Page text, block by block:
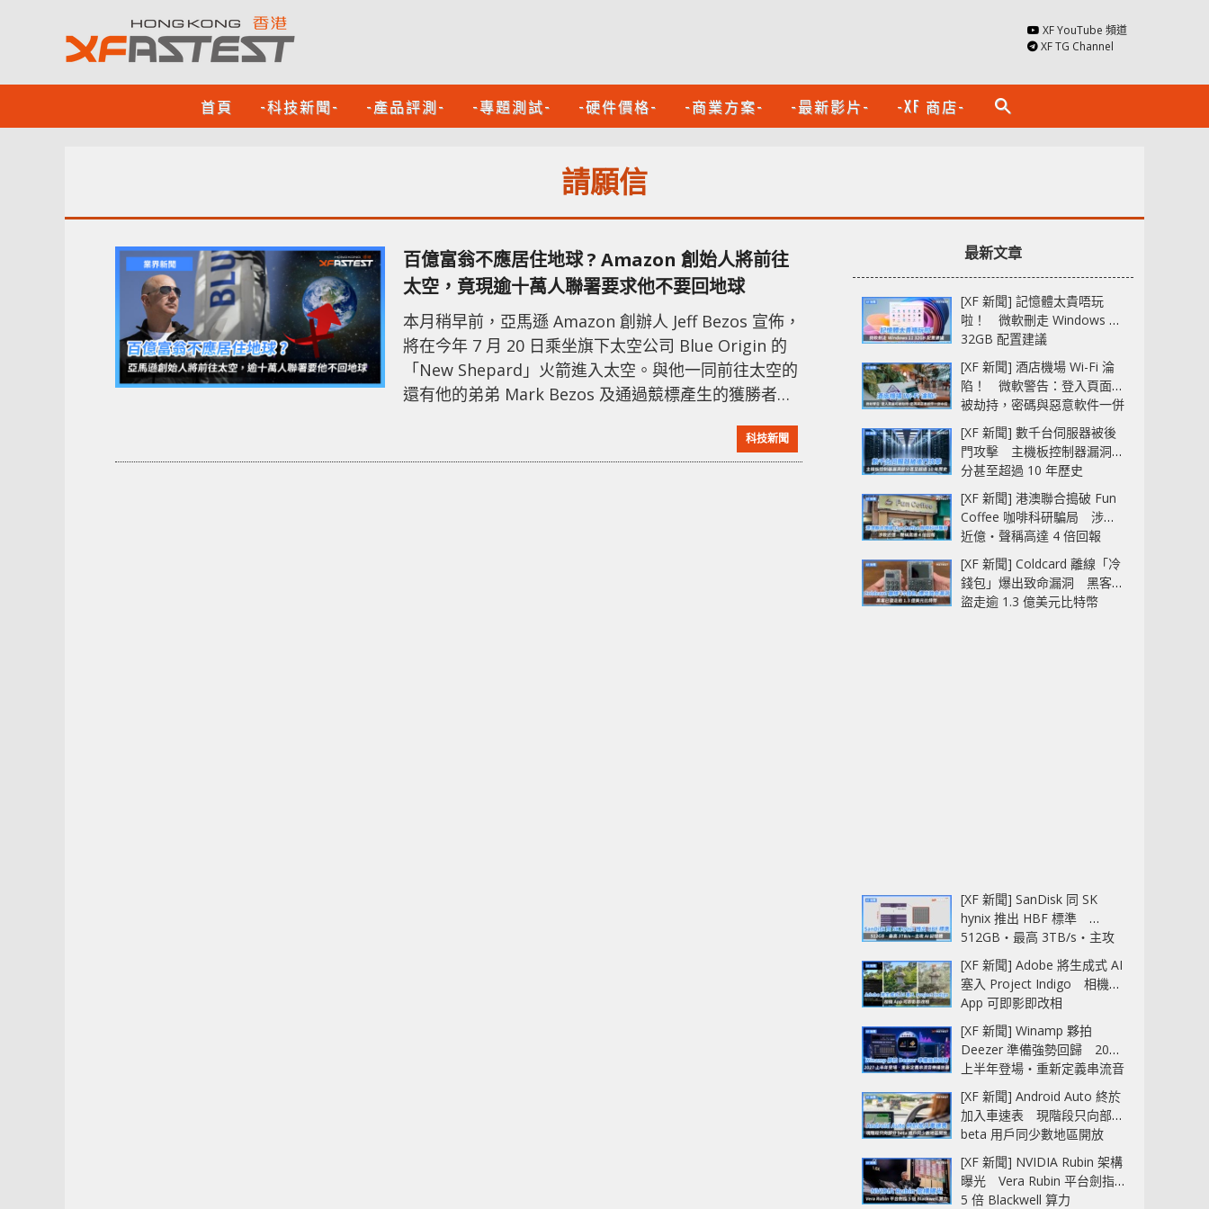
XF YouTube 頻道
XF TG Channel
首頁 -科技新聞- -產品評測- -專題測試- -硬件價格- -商業方案- -最新影片- -XF 商店- search
請願信
百億富翁不應居住地球 ? Amazon 創始人將前往
太空，竟現逾十萬人聯署要求他不要回地球
本月稍早前，亞馬遜 Amazon 創辦人 Jeff Bezos 宣佈，
將在今年 7 月 20 日乘坐旗下太空公司 Blue Origin 的
「New Shepard」火箭進入太空。與他一同前往太空的
還有他的弟弟 Mark Bezos 及通過競標產生的獲勝者。
請願信，要求他留在太空。當中一份寫道：「億萬富翁
不應該存在於地球或太空中，但若果他們決定要去太
科技新聞
最新文章
[XF 新聞] 記憶體太貴唔玩
啦！ 微軟刪走 Windows 11
32GB 配置建議
[XF 新聞] 酒店機場 Wi-Fi 淪
陷！ 微軟警告：登入頁面可
被劫持，密碼與惡意軟件一併
中招
[XF 新聞] 數千台伺服器被後
門攻擊 主機板控制器漏洞部
分甚至超過 10 年歷史
[XF 新聞] 港澳聯合搗破 Fun
Coffee 咖啡科研騙局 涉款
近億‧聲稱高達 4 倍回報
[XF 新聞] Coldcard 離線「冷
錢包」爆出致命漏洞 黑客已
盜走逾 1.3 億美元比特幣
[XF 新聞] SanDisk 同 SK
hynix 推出 HBF 標準
512GB‧最高 3TB/s‧主攻
AI 記憶體
[XF 新聞] Adobe 將生成式 AI
塞入 Project Indigo 相機
App 可即影即改相
[XF 新聞] Winamp 夥拍
Deezer 準備強勢回歸 2027
上半年登場‧重新定義串流音
樂播放器
[XF 新聞] Android Auto 終於
加入車速表 現階段只向部分
beta 用戶同少數地區開放
[XF 新聞] NVIDIA Rubin 架構
曝光 Vera Rubin 平台劍指
5 倍 Blackwell 算力